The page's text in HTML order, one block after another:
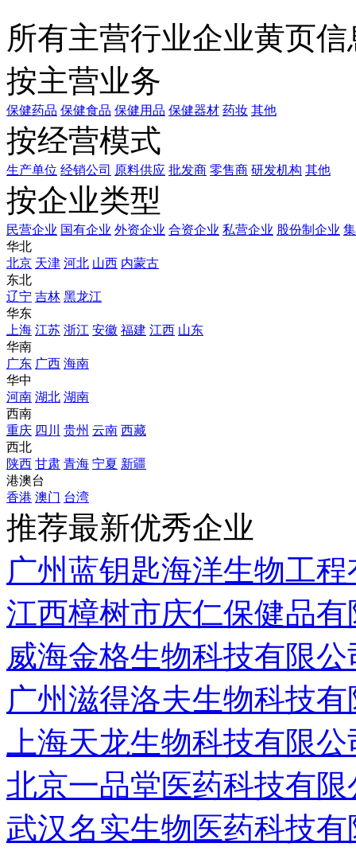
所有主营行业企业黄页信
按主营业务
保健药品 保健食品 保健用品 保健器材 药妆 其他
按经营模式
生产单位 经销公司 原料供应 批发商 零售商 研发机构 其他
按企业类型
民营企业 国有企业 外资企业 合资企业 私营企业 股份制企业
华北
北京 天津 河北 山西 内蒙古
东北
辽宁 吉林 黑龙江
华东
上海 江苏 浙江 安徽 福建 江西 山东
华南
广东 广西 海南
华中
河南 湖北 湖南
西南
重庆 四川 贵州 云南 西藏
西北
陕西 甘肃 青海 宁夏 新疆
港澳台
香港 澳门 台湾
推荐最新优秀企业
广州蓝钥匙海洋生物工
江西樟树市庆仁保健品
威海金格生物科技有限公
广州滋得洛夫生物科技
上海天龙生物科技有限公
北京一品堂医药科技有限
武汉名实生物医药科技